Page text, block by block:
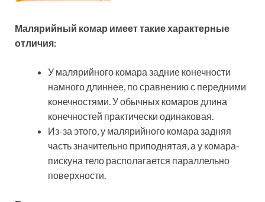
Малярийный комар имеет такие характерные
отличия:
У малярийного комара задние конечности
намного длиннее, по сравнению с передними
конечностями. У обычных комаров длина
конечностей практически одинаковая.
Из-за этого, у малярийного комара задняя
часть значительно приподнятая, а у комара-
пискуна тело располагается параллельно
поверхности.